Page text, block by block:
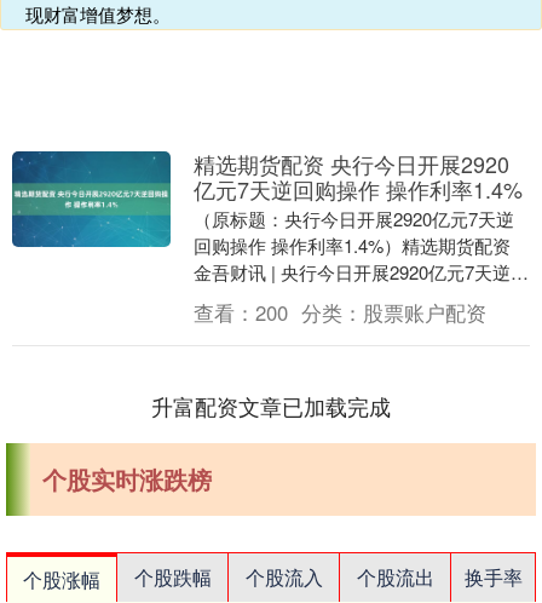
现财富增值梦想。
精选期货配资 央行今日开展2920
亿元7天逆回购操作 操作利率1.4%
（原标题：央行今日开展2920亿元7天逆
回购操作 操作利率1.4%）精选期货配资
金吾财讯 | 央行今日开展2920亿元7天逆回
购操作，投标量2920亿元，中标....
查看： 200 分类： 股票账户配资
升富配资文章已加载完成
个股实时涨跌榜
个股涨幅 个股跌幅 个股流入 个股流出
换手率